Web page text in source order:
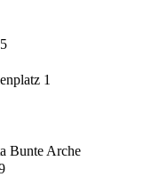
1
Bunte Arche